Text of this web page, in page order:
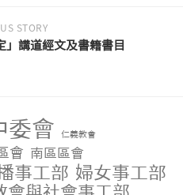
STORY
」講道經文及書籍書目
委會 仁義教會
會 南區區會
事工部 婦女事工部